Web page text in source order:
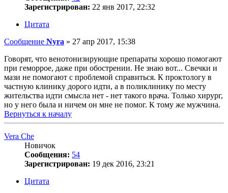
Зарегистрирован: 22 янв 2017, 22:32
Цитата
Сообщение Nyra » 27 апр 2017, 15:38
Говорят, что венотонизирующие препараты хорошо помогают
при геморрое, даже при обострении. Не знаю вот... Свечки и
мази не помогают с проблемой справиться. К проктологу в
частную клинику дорого идти, а в поликлинику по месту
жительства идти смысла нет - нет такого врача. Только хирург,
но у него была и ничем он мне не помог. К тому же мужчина.
Вернуться к началу
Vera Che
Новичок
Сообщения: 54
Зарегистрирован: 19 дек 2016, 23:21
Цитата